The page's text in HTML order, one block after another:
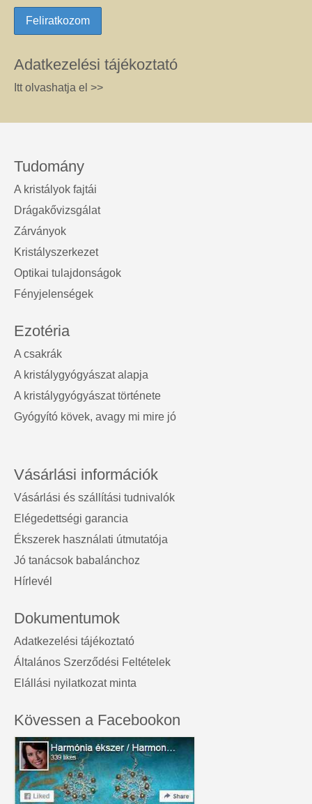
Adatkezelési tájékoztató
Itt olvashatja el >>
Tudomány
A kristályok fajtái
Drágakővizsgálat
Zárványok
Kristályszerkezet
Optikai tulajdonságok
Fényjelenségek
Ezotéria
A csakrák
A kristálygyógyászat alapja
A kristálygyógyászat története
Gyógyító kövek, avagy mi mire jó
Vásárlási információk
Vásárlási és szállítási tudnivalók
Elégedettségi garancia
Ékszerek használati útmutatója
Jó tanácsok babalánchoz
Hírlevél
Dokumentumok
Adatkezelési tájékoztató
Általános Szerződési Feltételek
Elállási nyilatkozat minta
Kövessen a Facebookon